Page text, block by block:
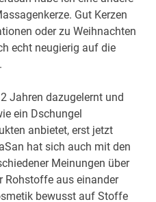
Gut Kerzen
oder zu Weihnachten
echt neugierig auf die
Jahren dazugelernt und
ein Dschungel
anbietet, erst jetzt
hat sich auch mit den
Meinungen über
Rohstoffe aus einander
bewusst auf Stoffe